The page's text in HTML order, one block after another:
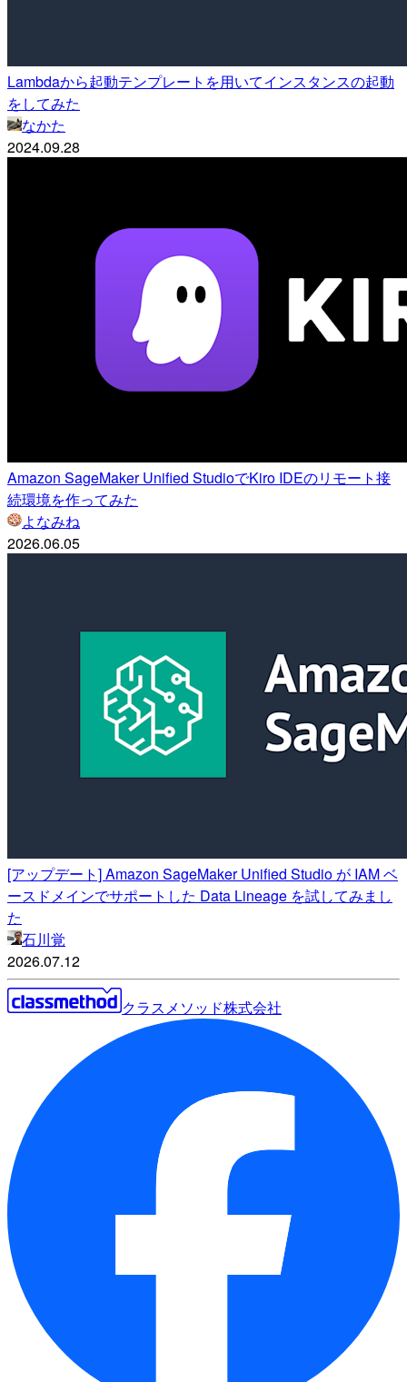
Lambdaから起動テンプレートを用いてインスタンスの起動
をしてみた
なかた
2024.09.28
Amazon SageMaker Unified StudioでKiro IDEのリモート接
続環境を作ってみた
よなみね
2026.06.05
[アップデート] Amazon SageMaker Unified Studio が IAM ベ
ースドメインでサポートした Data Lineage を試してみまし
た
石川覚
2026.07.12
クラスメソッド株式会社